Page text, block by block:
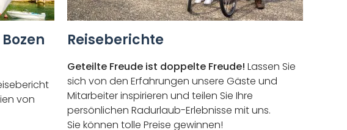
von
Reiseberichte
Geteilte Freude ist doppelte Freude! Lassen Sie
sich von den Erfahrungen unsere Gäste und
Mitarbeiter inspirieren und teilen Sie Ihre
persönlichen Radurlaub-Erlebnisse mit uns.
Sie können tolle Preise gewinnen!